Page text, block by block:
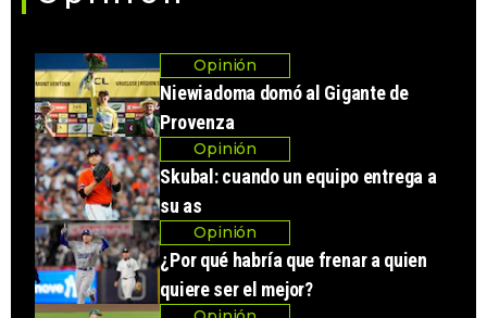
Opinión
Niewiadoma domó al Gigante de
Provenza
Opinión
Skubal: cuando un equipo entrega a
su as
Opinión
¿Por qué habría que frenar a quien
quiere ser el mejor?